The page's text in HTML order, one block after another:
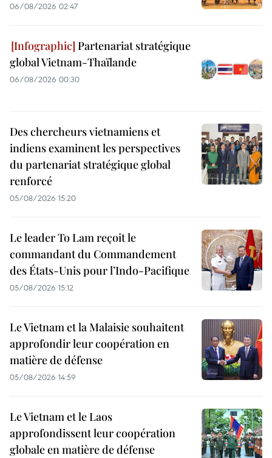
06/08/2026 02:47
Partenariat stratégique
global Vietnam-Thaïlande
06/08/2026 00:30
Des chercheurs vietnamiens et
indiens examinent les perspectives
du partenariat stratégique global
renforcé
05/08/2026 15:20
Le leader To Lam reçoit le
commandant du Commandement
des États-Unis pour l’Indo-Pacifique
05/08/2026 15:12
Le Vietnam et la Malaisie souhaitent
approfondir leur coopération en
matière de défense
05/08/2026 14:59
Le Vietnam et le Laos
approfondissent leur coopération
globale en matière de défense